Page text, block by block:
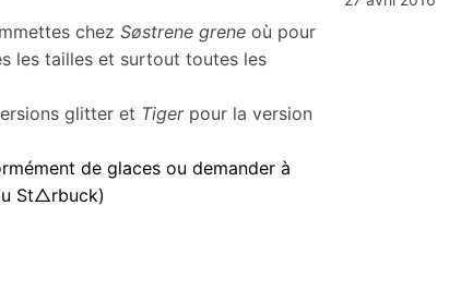
chez Søstrene grene où pour
les tailles et surtout toutes les
glitter et Tigerpour la version
de glaces ou demander à
St△rbuck)